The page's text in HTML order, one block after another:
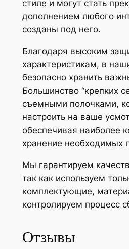
стиле и могут стать
дополнением любого
созданы под него.
Благодаря высоким
характеристикам, в
безопасно хранить
Большинство “крепких
съемными полочками,
настроить на ваше
обеспечивая наиболее
хранение необходимых
Мы гарантируем
так как используем
комплектующие,
контролируем процесс
Отзывы